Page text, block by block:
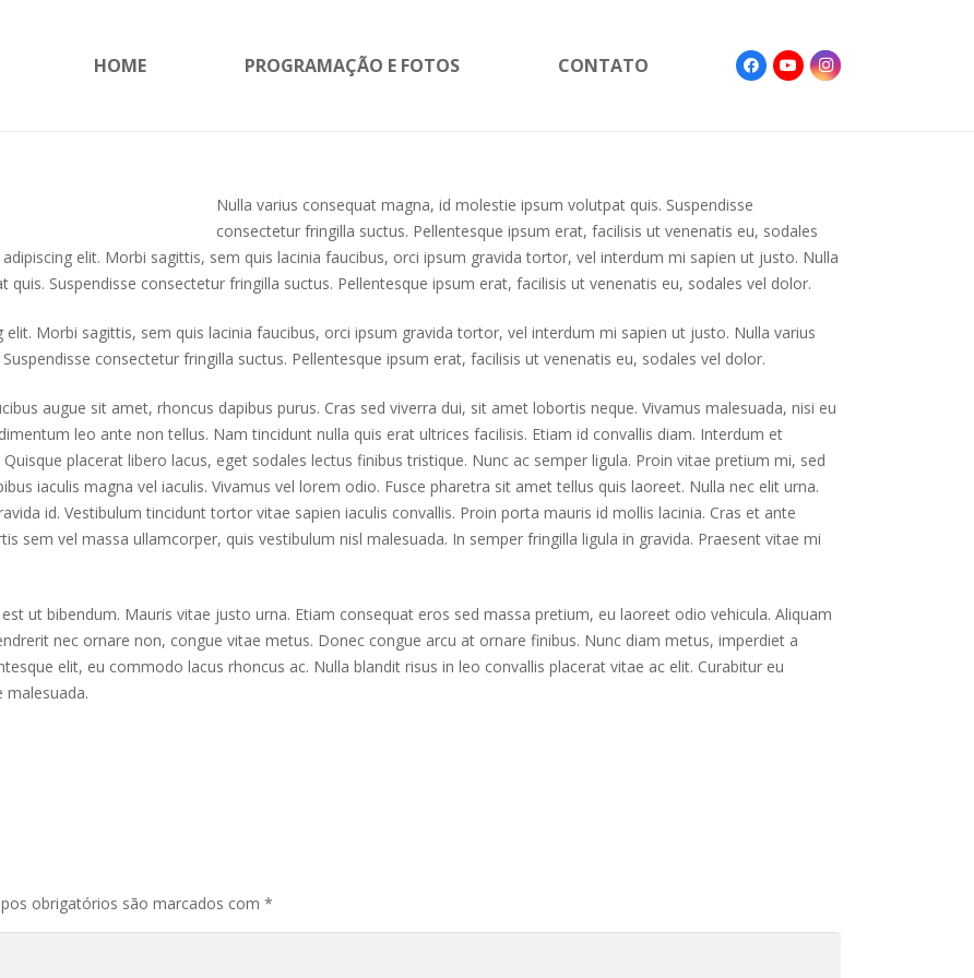
HOME PROGRAMAÇÃO E FOTOS CONTATO
Nulla varius consequat magna, id molestie ipsum volutpat quis. Suspendisse
consectetur fringilla suctus. Pellentesque ipsum erat, facilisis ut venenatis eu, sodales
elit. Morbi sagittis, sem quis lacinia faucibus, orci ipsum gravida tortor, vel interdum mi sapien ut justo. Nulla
Suspendisse consectetur fringilla suctus. Pellentesque ipsum erat, facilisis ut venenatis eu, sodales vel dolor.
Morbi sagittis, sem quis lacinia faucibus, orci ipsum gravida tortor, vel interdum mi sapien ut justo. Nulla varius
consectetur fringilla suctus. Pellentesque ipsum erat, facilisis ut venenatis eu, sodales vel dolor.
augue sit amet, rhoncus dapibus purus. Cras sed viverra dui, sit amet lobortis neque. Vivamus malesuada, nisi eu
leo ante non tellus. Nam tincidunt nulla quis erat ultrices facilisis. Etiam id convallis diam. Interdum et
placerat libero lacus, eget sodales lectus finibus tristique. Nunc ac semper ligula. Proin vitae pretium mi, sed
iaculis magna vel iaculis. Vivamus vel lorem odio. Fusce pharetra sit amet tellus quis laoreet. Nulla nec elit urna.
id. Vestibulum tincidunt tortor vitae sapien iaculis convallis. Proin porta mauris id mollis lacinia. Cras et ante
sem vel massa ullamcorper, quis vestibulum nisl malesuada. In semper fringilla ligula in gravida. Praesent vitae mi
ut bibendum. Mauris vitae justo urna. Etiam consequat eros sed massa pretium, eu laoreet odio vehicula. Aliquam
nec ornare non, congue vitae metus. Donec congue arcu at ornare finibus. Nunc diam metus, imperdiet a
elit, eu commodo lacus rhoncus ac. Nulla blandit risus in leo convallis placerat vitae ac elit. Curabitur eu
malesuada.
obrigatórios são marcados com *